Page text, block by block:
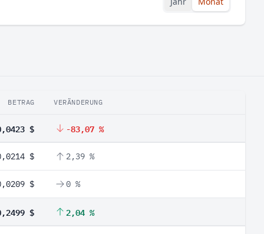
BETRAG VERÄNDERUNG
$ -83,07 %
$ 2,39 %
$ 0 %
$ 2,04 %